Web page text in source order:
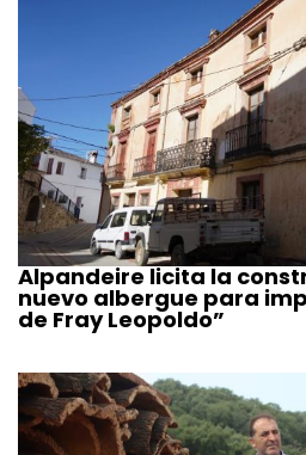
Alpandeire licita la
nuevo albergue para
de Fray Leopoldo”